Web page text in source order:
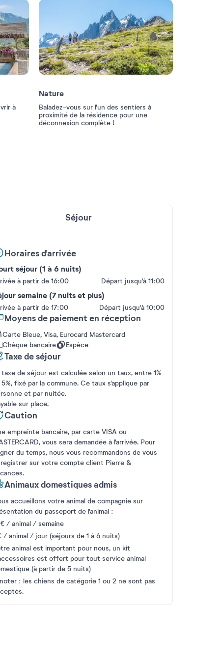
à
Nature
Baladez-vous sur l'un des sentiers à
proximité de la résidence pour une
déconnexion complète !
Séjour
Horaires d'arrivée
séjour (1 à 6 nuits)
à partir de 16:00 Départ jusqu'à 11:00
semaine (7 nuits et plus)
à partir de 17:00 Départ jusqu'à 10:00
Moyens de paiement en réception
Carte Bleue, Visa, Eurocard Mastercard
Chèque bancaire
Espèce
Taxe de séjour
taxe de séjour est calculée selon un taux, entre 1%
fixé par la commune. Ce taux s'applique par
et par nuitée.
sur place.
Caution
empreinte bancaire, par carte VISA ou
vous sera demandée à l'arrivée. Pour
du temps, nous vous recommandons de vous
sur votre compte client Pierre &
Animaux domestiques admis
accueillons votre animal de compagnie sur
du passeport de l'animal :
/ animal / semaine
/ animal / jour (séjours de 1 à 6 nuits)
animal est important pour nous, un kit
est offert pour tout service animal
(à partir de 5 nuits)
: les chiens de catégorie 1 ou 2 ne sont pas